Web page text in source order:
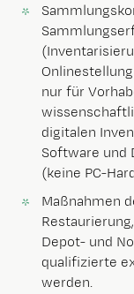
nur für
digitalen
Software und
(keine PC-
Maßnahmen
Depot- und
qualifizierte
werden.